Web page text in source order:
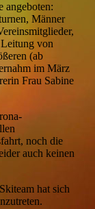
angeboten:
Männer
von
(ab
im März
Frau Sabine
noch die
auch keinen
hat sich